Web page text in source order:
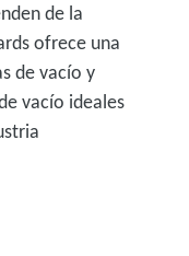
de la
ofrece una
de vacío y
vacío ideales